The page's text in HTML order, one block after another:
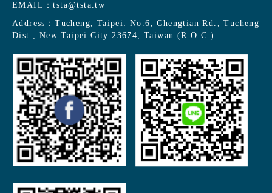
EMAIL：tsta@tsta.tw
Address：Tucheng, Taipei: No.6, Chengtian Rd., Tucheng
Dist., New Taipei City 23674, Taiwan (R.O.C.)